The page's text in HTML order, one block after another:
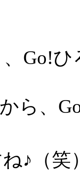
Go!
から、
♪（笑）